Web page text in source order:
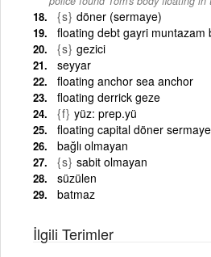
{s} döner (sermaye)
floating debt gayri muntazam
{s} gezici
seyyar
floating anchor sea anchor
floating derrick geze
{f} yüz: prep.yü
floating capital döner sermaye
bağlı olmayan
{s} sabit olmayan
süzülen
batmaz
İlgili Terimler